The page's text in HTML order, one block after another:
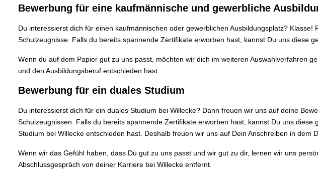
Bewerbung für eine kaufmännische und gewerbliche
Du interessierst dich für einen kaufmännischen oder gewerblichen Ausbildungsplatz?
Schulzeugnisse. Falls du bereits spannende Zertifikate erworben hast, kannst Du uns diese
Wenn du auf dem Papier gut zu uns passt, möchten wir dich im weiteren Auswahlverfahren
und den Ausbildungsberuf entschieden hast.
Bewerbung für ein duales Studium
Du interessierst dich für ein duales Studium bei Willecke? Dann freuen wir uns auf deine
Schulzeugnissen. Falls du bereits spannende Zertifikate erworben hast, kannst Du uns
Studium bei Willecke entschieden hast. Deshalb freuen wir uns auf Dein Anschreiben in
Wenn wir das Gefühl haben, dass Du gut zu uns passt und wir gut zu dir, lernen wir uns
Abschlussgespräch von deiner Karriere bei Willecke entfernt.